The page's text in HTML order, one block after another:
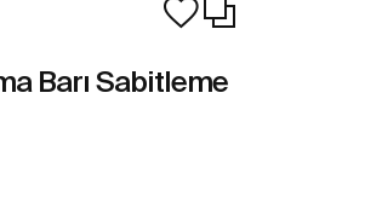
Barı Sabitleme